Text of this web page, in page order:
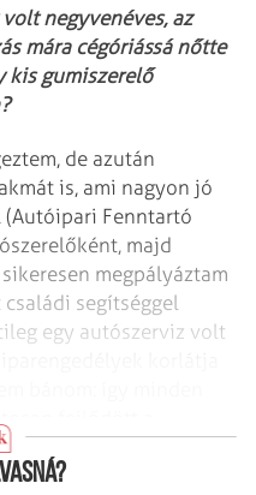
negyvenéves, az
mára cégóriássá nőtte
kis gumiszerelő
de azután
is, ami nagyon jó
(Autóipari Fenntartó
majd
megpályáztam
segítséggel
egy autószerviz volt